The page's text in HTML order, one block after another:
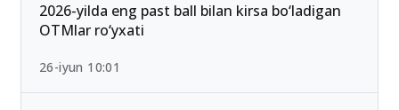
2026-yilda eng past ball bilan kirsa bo‘ladigan
OTMlar ro‘yxati
26-iyun 10:01